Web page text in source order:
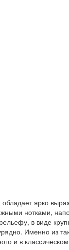
ярко
нотками,
в виде
Именно из
и в